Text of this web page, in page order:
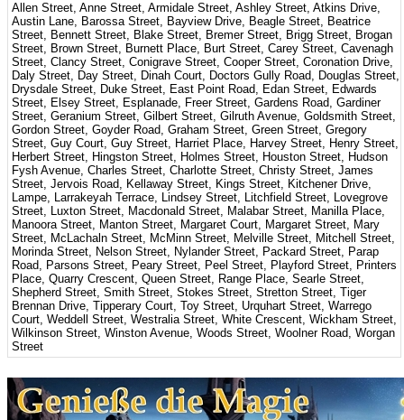
Allen Street, Anne Street, Armidale Street, Ashley Street, Atkins Drive,
Austin Lane, Barossa Street, Bayview Drive, Beagle Street, Beatrice
Street, Bennett Street, Blake Street, Bremer Street, Brigg Street, Brogan
Street, Brown Street, Burnett Place, Burt Street, Carey Street, Cavenagh
Street, Clancy Street, Conigrave Street, Cooper Street, Coronation Drive,
Daly Street, Day Street, Dinah Court, Doctors Gully Road, Douglas Street,
Drysdale Street, Duke Street, East Point Road, Edan Street, Edwards
Street, Elsey Street, Esplanade, Freer Street, Gardens Road, Gardiner
Street, Geranium Street, Gilbert Street, Gilruth Avenue, Goldsmith Street,
Gordon Street, Goyder Road, Graham Street, Green Street, Gregory
Street, Guy Court, Guy Street, Harriet Place, Harvey Street, Henry Street,
Herbert Street, Hingston Street, Holmes Street, Houston Street, Hudson
Fysh Avenue, Charles Street, Charlotte Street, Christy Street, James
Street, Jervois Road, Kellaway Street, Kings Street, Kitchener Drive,
Lampe, Larrakeyah Terrace, Lindsey Street, Litchfield Street, Lovegrove
Street, Luxton Street, Macdonald Street, Malabar Street, Manilla Place,
Manoora Street, Manton Street, Margaret Court, Margaret Street, Mary
Street, McLachaln Street, McMinn Street, Melville Street, Mitchell Street,
Morinda Street, Nelson Street, Nylander Street, Packard Street, Parap
Road, Parsons Street, Peary Street, Peel Street, Playford Street, Printers
Place, Quarry Crescent, Queen Street, Range Place, Searle Street,
Shepherd Street, Smith Street, Stokes Street, Stretton Street, Tiger
Brennan Drive, Tipperary Court, Toy Street, Urquhart Street, Warrego
Court, Weddell Street, Westralia Street, White Crescent, Wickham Street,
Wilkinson Street, Winston Avenue, Woods Street, Woolner Road, Worgan
Street